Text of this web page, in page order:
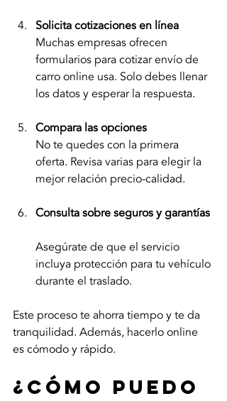
Solicita cotizaciones en línea
Muchas empresas ofrecen
formularios para cotizar envío de
carro online usa. Solo debes llenar
los datos y esperar la respuesta.
Compara las opciones
No te quedes con la primera
oferta. Revisa varias para elegir la
mejor relación precio-calidad.
Consulta sobre seguros y garantías
Asegúrate de que el servicio
incluya protección para tu vehículo
durante el traslado.
Este proceso te ahorra tiempo y te da
tranquilidad. Además, hacerlo online
es cómodo y rápido.
¿Cómo puedo